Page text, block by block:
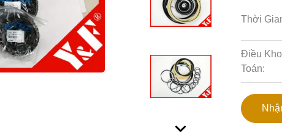
Thời
Điều
Toán: